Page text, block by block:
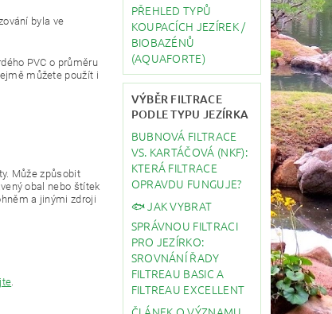
byla ve
PVC o průměru
můžete použít i
Může způsobit
obal nebo štítek
a jinými zdroji
PŘEHLED TYPŮ
KOUPACÍCH JEZÍREK /
BIOBAZÉNŮ
(AQUAFORTE)
VÝBĚR FILTRACE
PODLE TYPU JEZÍRKA
BUBNOVÁ FILTRACE
VS. KARTÁČOVÁ (NKF):
KTERÁ FILTRACE
OPRAVDU FUNGUJE?
🐟 JAK VYBRAT
SPRÁVNOU FILTRACI
PRO JEZÍRKO:
SROVNÁNÍ ŘADY
FILTREAU BASIC A
FILTREAU EXCELLENT